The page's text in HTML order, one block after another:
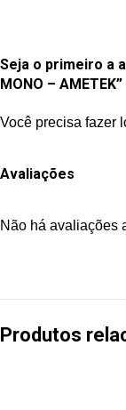
Avaliações
Não há avaliações
Seja o primeiro a
MONO – AMETEK”
Você precisa fazer
Produtos